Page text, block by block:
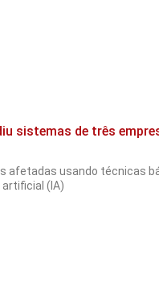
sistemas de três
afetadas usando técnicas
(IA)